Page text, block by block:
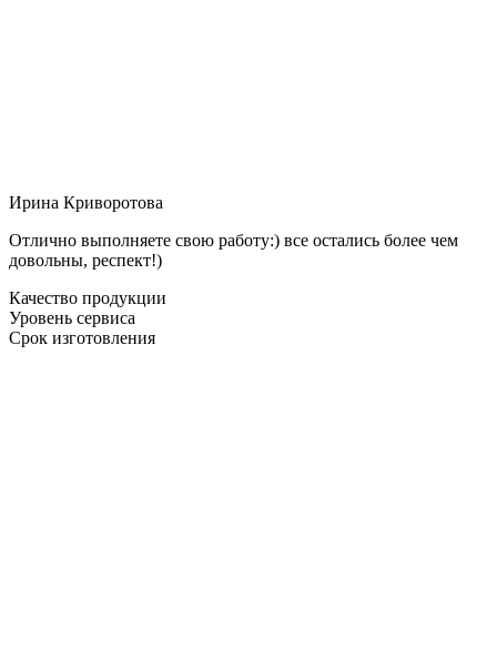
Ирина Криворотова
Отлично выполняете свою работу:) все остались более чем
довольны, респект!)
Качество продукции
Уровень сервиса
Срок изготовления